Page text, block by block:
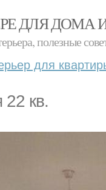
ДЛЯ ДОМА
полезные
для
22 кв.